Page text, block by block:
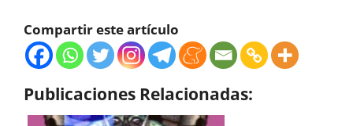
Compartir este artículo
Publicaciones Relacionadas: